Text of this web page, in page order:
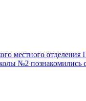
местного
№2